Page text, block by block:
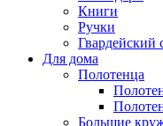
Книги
Ручки
Гвардейский
Для дома
Полотенца
Большие